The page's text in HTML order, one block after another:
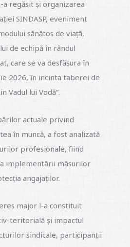
a regăsit și organizarea
SINDASP, eveniment
sănătos de viață,
de echipă în rândul
care se va desfășura în
2026, în incinta taberei de
Vadul lui Vodă”.
actuale privind
în muncă, a fost analizată
profesionale, fiind
implementării măsurilor
angajaților.
major l-a constituit
teritorială și impactul
sindicale, participanții